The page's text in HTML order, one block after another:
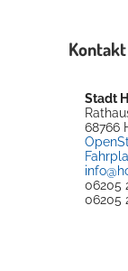
Kontakt
Stadt
68766
06205
06205